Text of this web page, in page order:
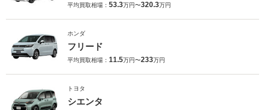
平均買取相場： 53.3万円〜320.3万円
ホンダ
フリード
平均買取相場： 11.5万円〜233万円
トヨタ
シエンタ